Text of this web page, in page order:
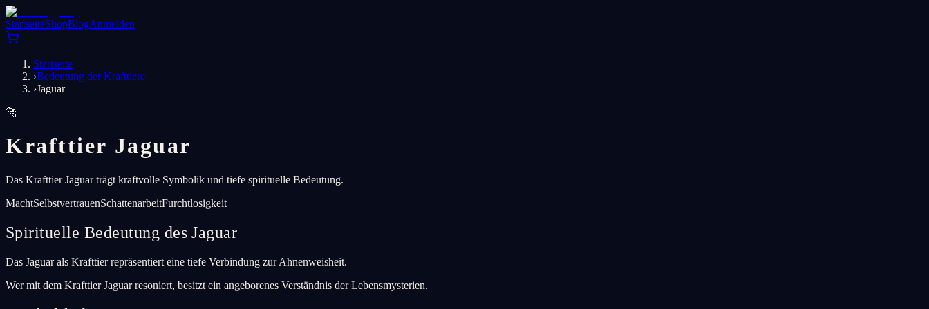
StartseiteShopBlogAnmelden
Startseite
›Bedeutung der Krafttiere
›Jaguar
🐆
Krafttier Jaguar
Das Krafttier Jaguar trägt kraftvolle Symbolik und tiefe spirituelle Bedeutung.
MachtSelbstvertrauenSchattenarbeitFurchtlosigkeit
Spirituelle Bedeutung des Jaguar
Das Jaguar als Krafttier repräsentiert eine tiefe Verbindung zur Ahnenweisheit.
Wer mit dem Krafttier Jaguar resoniert, besitzt ein angeborenes Verständnis der Lebensmysterien.